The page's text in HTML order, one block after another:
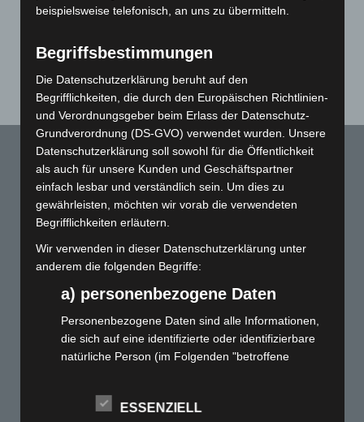
Benötigen Sie noch weitere Produkte in Sonderfarben, wie z.
Ihnen gerne ein individuelles Angebot.
KONTAKT
c/o DRUCK-Kultur GmbH
Osterfeldstraße 90
85737 Ismaning bei München
beispielsweise telefonisch, an uns zu übermitteln.
Begriffsbestimmungen
Die Datenschutzerklärung beruht auf den
Begrifflichkeiten, die durch den Europäischen Richtlinien-
und Verordnungsgeber beim Erlass der Datenschutz-
Grundverordnung (DS-GVO) verwendet wurden. Unsere
Datenschutzerklärung soll sowohl für die Öffentlichkeit
als auch für unsere Kunden und Geschäftspartner
einfach lesbar und verständlich sein. Um dies zu
gewährleisten, möchten wir vorab die verwendeten
Begrifflichkeiten erläutern.
Wir verwenden in dieser Datenschutzerklärung unter
anderem die folgenden Begriffe:
a) personenbezogene Daten
Personenbezogene Daten sind alle Informationen,
die sich auf eine identifizierte oder identifizierbare
natürliche Person (im Folgenden "betroffene
indirekt, insbesondere mittels Zuordnung zu einer
ESSENZIELL